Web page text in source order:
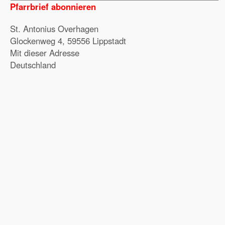
Pfarrbrief abonnieren
St. Antonius Overhagen
Glockenweg 4, 59556 Lippstadt
Mit dieser Adresse
Deutschland